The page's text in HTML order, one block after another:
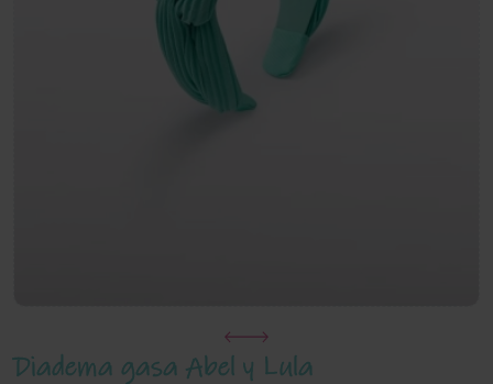
Diadema gasa Abel y Lula